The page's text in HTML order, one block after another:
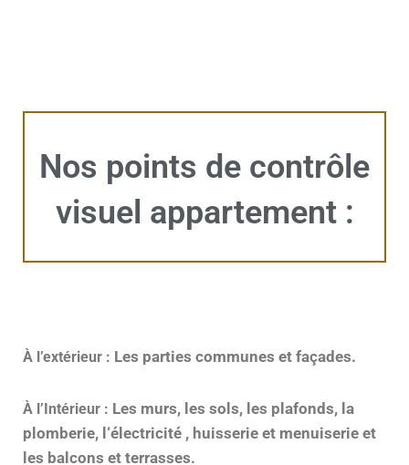
Nos points de contrôle
visuel appartement :
À l’extérieur : Les parties communes et façades.
À l’Intérieur : Les murs, l es sols, l es plafonds, l a
plomberie, l ‘électricité , huisserie et menuiserie et
es balcons et terrasses.